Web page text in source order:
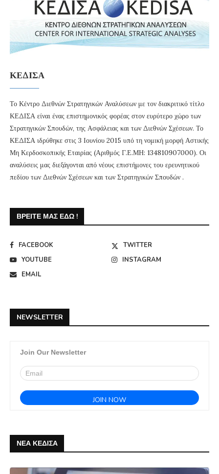
ΚΕΔΙΣΑ
Το Κέντρο Διεθνών Στρατηγικών Αναλύσεων με τον διακριτικό τίτλο
ΚΕΔΙΣΑ είναι ένας επιστημονικός φορέας στον ευρύτερο χώρο των
Στρατηγικών Σπουδών, της Ασφάλειας και των Διεθνών Σχέσεων. Το
ΚΕΔΙΣΑ ιδρύθηκε στις 3 Ιουνίου 2015 υπό τη νομική μορφή Αστικής
Μη Κερδοσκοπικής Εταιρίας (Αριθμός Γ.Ε.ΜΗ: 134810907000). Οι
αναλύσεις μας διεξάγονται από νέους επιστήμονες του ερευνητικού
πεδίου των Διεθνών Σχέσεων και των Στρατηγικών Σπουδών .
ΒΡΕΊΤΕ ΜΑΣ ΕΔΏ !
FACEBOOK
TWITTER
YOUTUBE
INSTAGRAM
EMAIL
NEWSLETTER
Join Our Newsletter
ΝΕΑ ΚΕΔΙΣΑ